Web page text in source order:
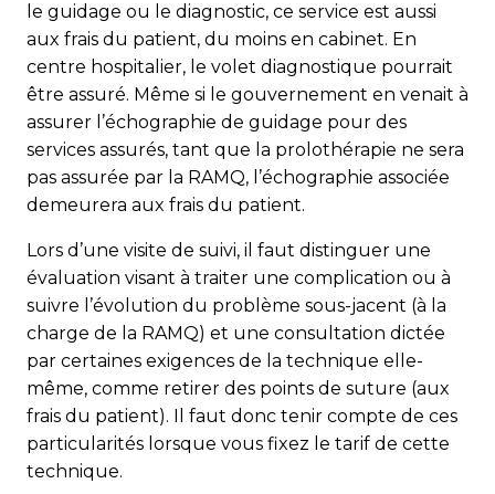
le guidage ou le diagnostic, ce service est aussi
aux frais du patient, du moins en cabinet. En
centre hospitalier, le volet diagnostique pourrait
être assuré. Même si le gouvernement en venait à
assurer l’échographie de guidage pour des
services assurés, tant que la prolothérapie ne sera
pas assurée par la RAMQ, l’échographie associée
demeurera aux frais du patient.
Lors d’une visite de suivi, il faut distinguer une
évaluation visant à traiter une complication ou à
suivre l’évolution du problème sous-jacent (à la
charge de la RAMQ) et une consultation dictée
par certaines exigences de la technique elle-
même, comme retirer des points de suture (aux
frais du patient). Il faut donc tenir compte de ces
particularités lorsque vous fixez le tarif de cette
technique.